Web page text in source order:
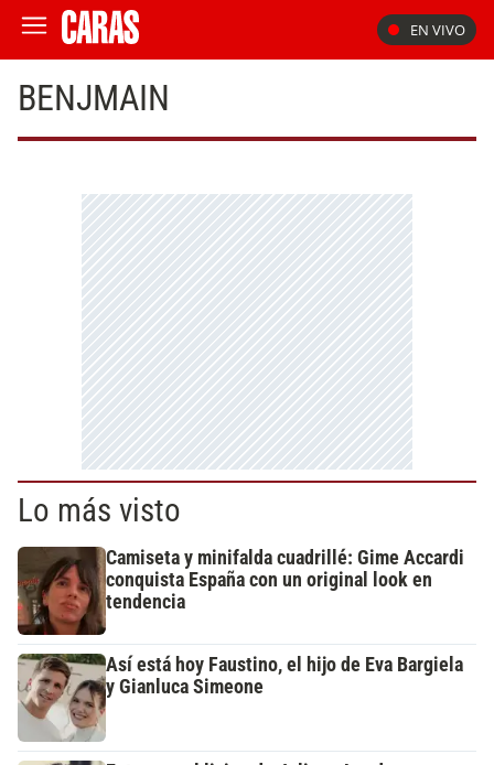
EN VIVO
BENJMAIN
Lo más visto
Camiseta y minifalda cuadrillé: Gime Accardi
conquista España con un original look en
tendencia
Así está hoy Faustino, el hijo de Eva Bargiela
y Gianluca Simeone